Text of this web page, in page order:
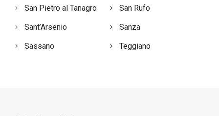
San Pietro al Tanagro San Rufo
Sant’Arsenio Sanza
Sassano Teggiano